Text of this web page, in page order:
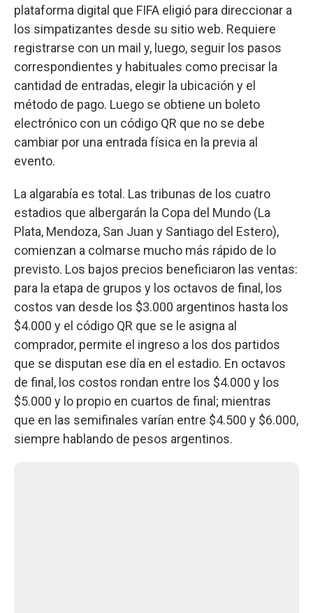
plataforma digital que FIFA eligió para direccionar a
los simpatizantes desde su sitio web. Requiere
registrarse con un mail y, luego, seguir los pasos
correspondientes y habituales como precisar la
cantidad de entradas, elegir la ubicación y el
método de pago. Luego se obtiene un boleto
electrónico con un código QR que no se debe
cambiar por una entrada física en la previa al
evento.
La algarabía es total. Las tribunas de los cuatro
estadios que albergarán la Copa del Mundo (La
Plata, Mendoza, San Juan y Santiago del Estero),
comienzan a colmarse mucho más rápido de lo
previsto. Los bajos precios beneficiaron las ventas:
para la etapa de grupos y los octavos de final, los
costos van desde los $3.000 argentinos hasta los
$4.000 y el código QR que se le asigna al
comprador, permite el ingreso a los dos partidos
que se disputan ese día en el estadio. En octavos
de final, los costos rondan entre los $4.000 y los
$5.000 y lo propio en cuartos de final; mientras
que en las semifinales varían entre $4.500 y $6.000,
siempre hablando de pesos argentinos.